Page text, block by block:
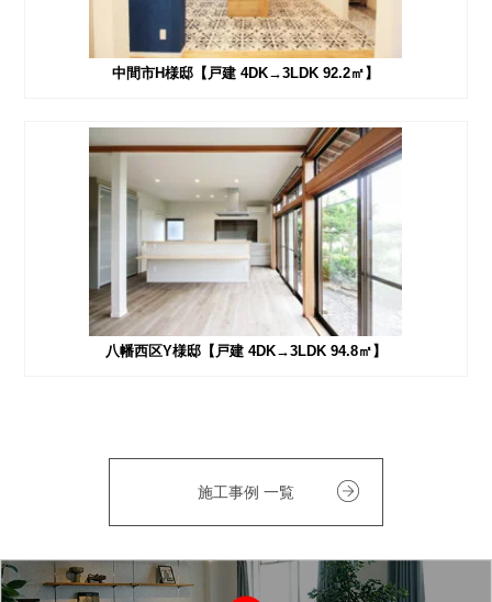
中間市H様邸【戸建 4DK→3LDK 92.2㎡】
八幡西区Y様邸【戸建 4DK→3LDK 94.8㎡】
施工事例 一覧